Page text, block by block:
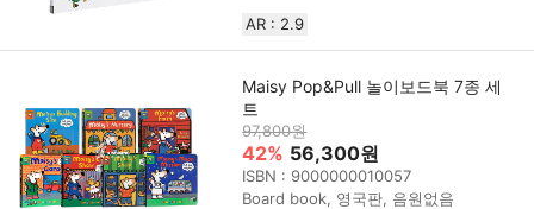
AR : 2.9
Maisy Pop&Pull 놀이보드북 7종 세
트
97,800원
42% 56,300원
ISBN : 9000000010057
Board book, 영국판, 음원없음